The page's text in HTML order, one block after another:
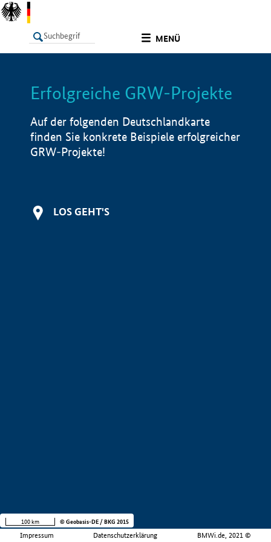
MENÜ
LISTE Info
Erfolgreiche GRW-Projekte
Auf der folgenden Deutschlandkarte
finden Sie konkrete Beispiele erfolgreicher
GRW-Projekte!
LOS GEHT'S
Impressum Datenschutzerklärung BMWi.de, 2021 ©
100 km © Geobasis-DE / BKG 2015